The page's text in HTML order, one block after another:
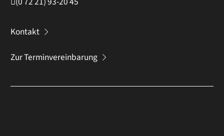
Kontakt
Zur Terminvereinbarung